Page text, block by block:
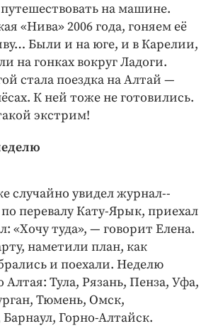
на машине.
«Нива» 2006 года, гоняем её
Были и на юге, и в Карелии,
на гонках вокруг Ладоги.
стала поездка на Алтай —
К ней тоже не готовились.
экстрим!
случайно увидел журнал-­
перевалу Кату-Ярык, приехал
«Хочу туда», — говорит Елена.
наметили план, как
и поехали. Неделю
Алтая: Тула, Рязань, Пенза, Уфа,
Тюмень, Омск,
Горно-Алтайск.